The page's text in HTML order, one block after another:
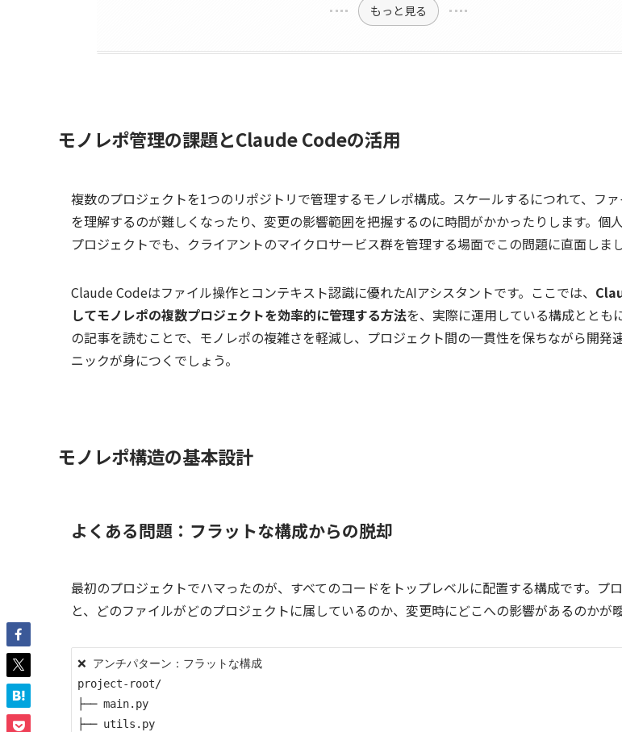
もっと見る
モノレポ管理の課題とClaude Codeの活用
複数のプロジェクトを1つのリポジトリで管理するモノレポ構成。スケールするにつれて、フ
を理解するのが難しくなったり、変更の影響範囲を把握するのに時間がかかったりします。個
プロジェクトでも、クライアントのマイクロサービス群を管理する場面でこの問題に直面しまし
Claude Codeはファイル操作とコンテキスト認識に優れたAIアシスタントです。ここでは、
してモノレポの複数プロジェクトを効率的に管理する方法を、実際に運用している構成ととも
の記事を読むことで、モノレポの複雑さを軽減し、プロジェクト間の一貫性を保ちながら開発
ニックが身につくでしょう。
モノレポ構造の基本設計
よくある問題：フラットな構成からの脱却
最初のプロジェクトでハマったのが、すべてのコードをトップレベルに配置する構成です。プ
と、どのファイルがどのプロジェクトに属しているのか、変更時にどこへの影響があるのかが
❌ アンチパターン：フラットな構成
project-root/
├── main.py
├── utils.py